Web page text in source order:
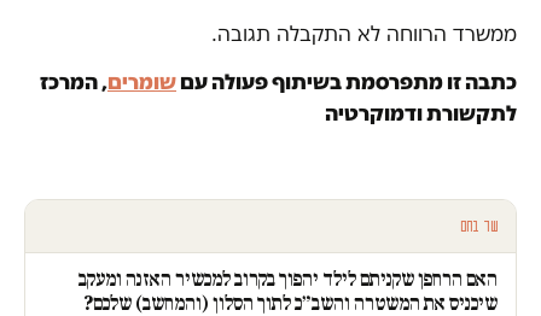
ממשרד הרווחה לא התקבלה תגובה.
כתבה זו מתפרסמת בשיתוף פעולה עםשומרים, המרכז
לתקשורת ודמוקרטיה
עוד בחם
האם הרחפן שקניתם לילד יהפוך בקרוב למכשיר האזנה ומעקב
שיכניס את המשטרה והשב״כ לתוך הסלון (והמחשב) שלכם?